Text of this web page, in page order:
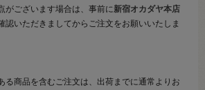
がございます場合は、事前に新宿オカダヤ本店
認いただきましてからご注文をお願いいたしま
る商品を含むご注文は、出荷までに通常よりお